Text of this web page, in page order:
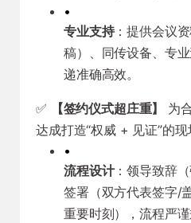
•
专业支持：提供会议
稿）、同传设备、专
递准确高效。
✅ 【签约仪式超庄重】
为
达成打造“权威 + 见证”的
•
流程设计：领导致辞
签署（双方代表签字/
重要时刻），流程严谨